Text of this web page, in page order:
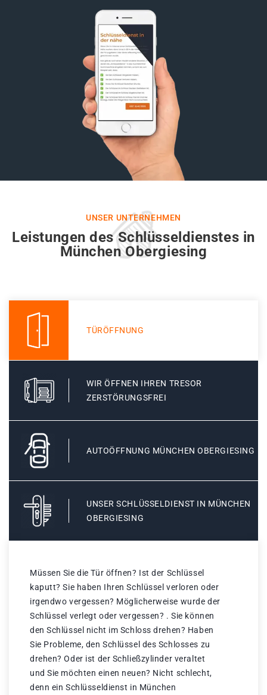
UNSER UNTERNEHMEN
Leistungen des Schlüsseldienstes in
München Obergiesing
TÜRÖFFNUNG
WIR ÖFFNEN IHREN TRESOR
ZERSTÖRUNGSFREI
AUTOÖFFNUNG MÜNCHEN OBERGIESING
UNSER SCHLÜSSELDIENST IN MÜNCHEN
OBERGIESING
Müssen Sie die Tür öffnen? Ist der Schlüssel
kaputt? Sie haben Ihren Schlüssel verloren oder
irgendwo vergessen? Möglicherweise wurde der
Schlüssel verlegt oder vergessen? . Sie können
den Schlüssel nicht im Schloss drehen? Haben
Sie Probleme, den Schlüssel des Schlosses zu
drehen? Oder ist der Schließzylinder veraltet
und Sie möchten einen neuen? Nicht schlecht,
denn ein Schlüsseldienst in München